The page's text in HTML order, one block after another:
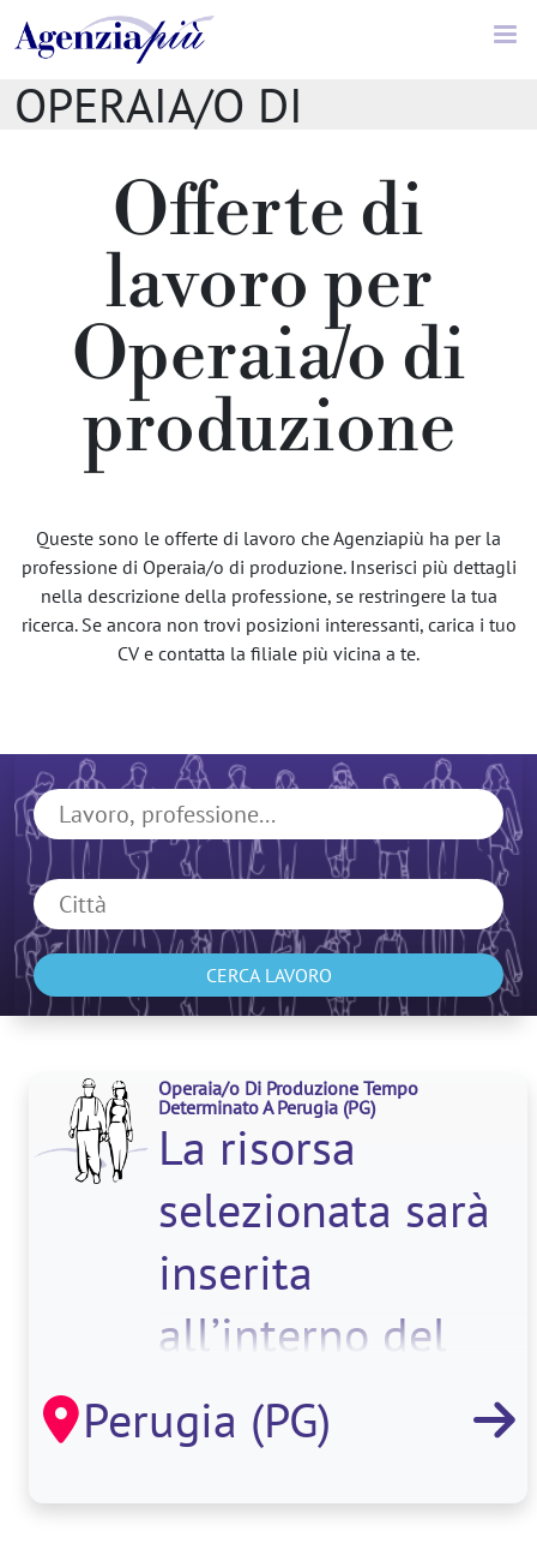
Offerte di lavoro //
OPERAIA/O DI
PRODUZIONE
Offerte di
lavoro per
Operaia/o di
produzione
Queste sono le offerte di lavoro che Agenziapiù ha per la
professione di Operaia/o di produzione. Inserisci più dettagli
nella descrizione della professione, se restringere la tua
ricerca. Se ancora non trovi posizioni interessanti, carica i tuo
CV e contatta la filiale più vicina a te.
CERCA LAVORO
Operaia/o Di Produzione Tempo
Determinato A Perugia (PG)
La risorsa
selezionata sarà
inserita
all’interno del
reparto
produttivo e si
occuperà di <str
Perugia (PG)